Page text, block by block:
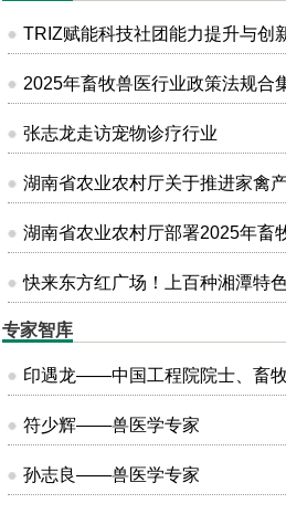
2025年畜牧兽医行业政策法规合
张志龙走访宠物诊疗行业
湖南省农业农村厅关于推进家禽
湖南省农业农村厅部署2025年畜
快来东方红广场！上百种湘潭特
专家智库
印遇龙——中国工程院院士、畜
符少辉——兽医学专家
孙志良——兽医学专家